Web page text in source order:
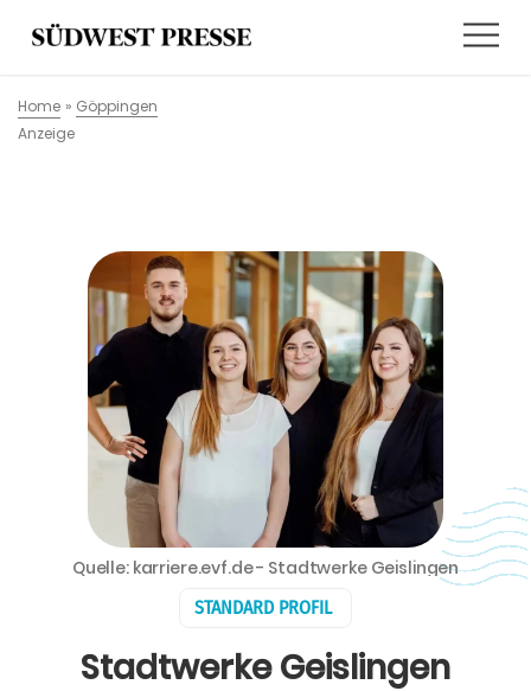
Home » Göppingen
Anzeige
STANDARD PROFIL
Stadtwerke Geislingen
Quelle: karriere.evf.de - Stadtwerke Geislingen